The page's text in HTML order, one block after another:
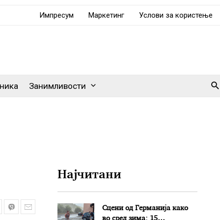
Импресум Маркетинг Услови за користење
Занимливости
Најчитани
Сцени од Германија како
во сред зима: 15